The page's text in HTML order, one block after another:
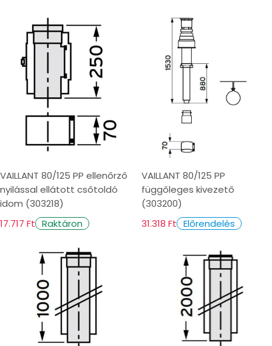
VAILLANT 80/125 PP ellenőrző
nyilással ellátott csőtoldó
idom (303218)
17.717 Ft Raktáron
VAILLANT 80/125 PP
függőleges kivezető
(303200)
31.318 Ft Előrendelés